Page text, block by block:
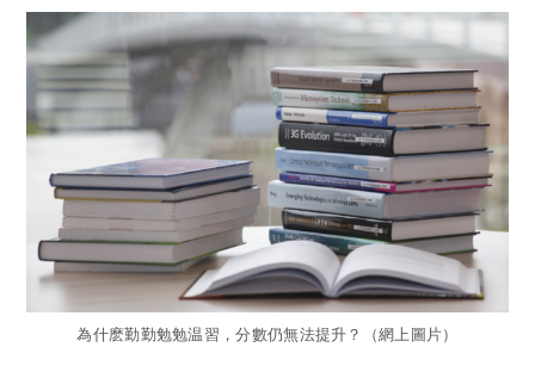
為什麽勤勤勉勉温習，分數仍無法提升？（網上圖片）